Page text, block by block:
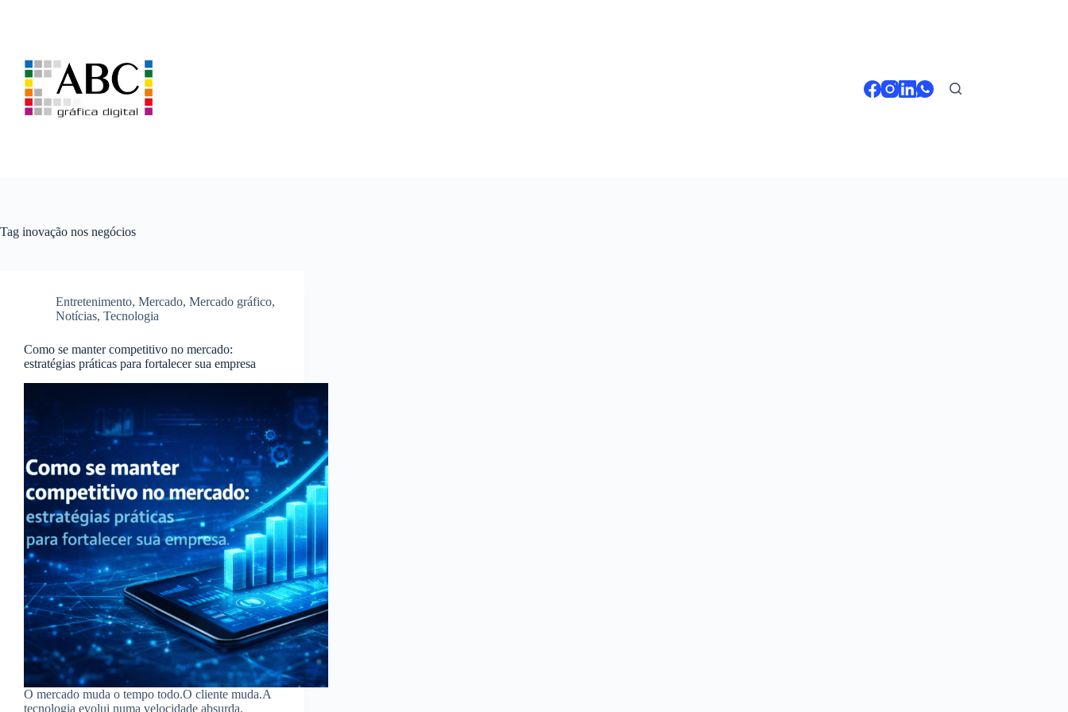
Tag inovação nos negócios
Entretenimento, Mercado, Mercado gráfico,
Notícias, Tecnologia
Como se manter competitivo no mercado:
estratégias práticas para fortalecer sua empresa
O mercado muda o tempo todo.O cliente muda.A
tecnologia evolui numa velocidade absurda.